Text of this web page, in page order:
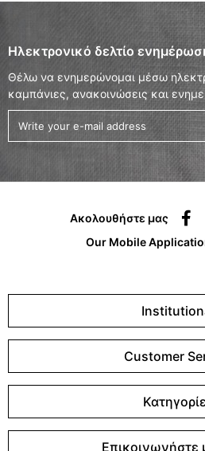
Ηλεκτρονικό δελτίο
Θέλω να ενημερώνομαι μέσω
καμπάνιες, ανακοινώσεις και
Ακολουθήστε μας
Our Mobile
Customer
Επικοινωνήστε